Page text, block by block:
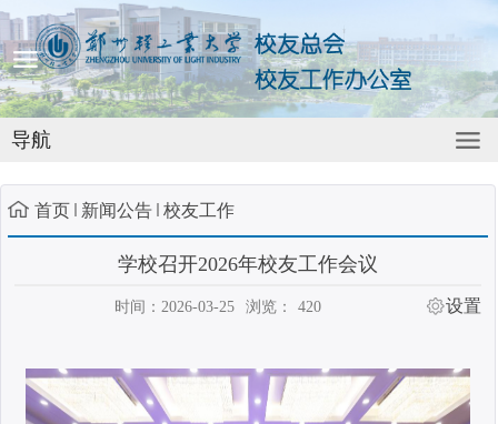
导航
首页 新闻公告 校友工作
学校召开2026年校友工作会议
时间：2026-03-25 浏览： 420 设置